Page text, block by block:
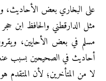
على البخاري بعض الأحاديث،
مثل الدارقطني والحافظ ابن حجر
مسلم في بعض الأحايين،
أحاديث في الصحيحين بسبب
لا من المتأخرين؛ لأن المتقدم